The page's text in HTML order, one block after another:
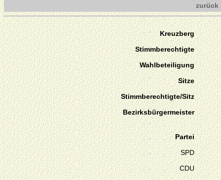
zurück
Kreuzberg
Stimmberechtigte
Wahlbeteiligung
Sitze
Stimmberechtigte/Sitz
Bezirksbürgermeister
Partei
SPD
CDU